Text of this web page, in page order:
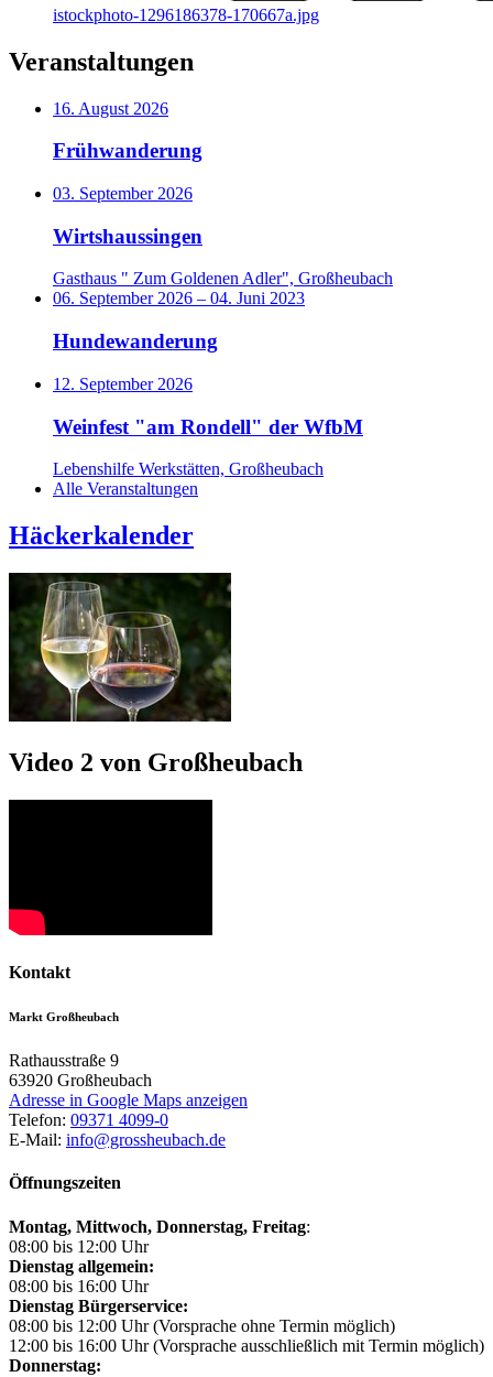
istockphoto-1296186378-170667a.jpg
Veranstaltungen
16. August 2026
Frühwanderung
03. September 2026
Wirtshaussingen
Gasthaus " Zum Goldenen Adler", Großheubach
06. September 2026 – 04. Juni 2023
Hundewanderung
12. September 2026
Weinfest "am Rondell" der WfbM
Lebenshilfe Werkstätten, Großheubach
Alle Veranstaltungen
Häckerkalender
Video 2 von Großheubach
Kontakt
Markt Großheubach
Rathausstraße 9
63920 Großheubach
Adresse in Google Maps anzeigen
Telefon: 09371 4099-0
E-Mail: info@grossheubach.de
Öffnungszeiten
Montag, Mittwoch, Donnerstag, Freitag:
08:00 bis 12:00 Uhr
Dienstag allgemein:
08:00 bis 16:00 Uhr
Dienstag Bürgerservice:
08:00 bis 12:00 Uhr (Vorsprache ohne Termin möglich)
12:00 bis 16:00 Uhr (Vorsprache ausschließlich mit Termin möglich)
Donnerstag: